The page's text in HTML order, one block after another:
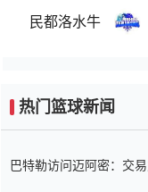
民都洛水牛
热门篮球新闻
巴特勒访问迈阿密：交